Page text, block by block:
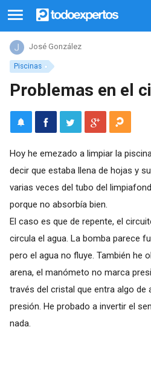
Piscinas
José González
Problemas en el
Hoy he emezado a limpiar la
decir que estaba llena de hojas y
varias veces del tubo del
porque no absorbía bien.
El caso es que de repente, el
circula el agua. La bomba parece
pero el agua no fluye. También he
arena, el manómeto no marca
través del cristal que entra algo de
presión. He probado a invertir el
nada.